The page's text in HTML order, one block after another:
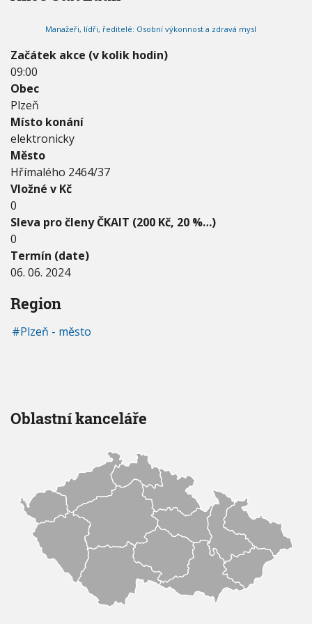
-
0
6
.
0
6
.
2
0
2
4
Manažeři, lídři, ředitelé: Osobní výkonnost a zdravá mysl
Začátek akce (v kolik hodin)
09:00
Obec
Plzeň
Místo konání
elektronicky
Město
Hřímalého 2464/37
Vložné v Kč
0
Sleva pro členy ČKAIT (200 Kč, 20 %…)
0
Termín (date)
06. 06. 2024
Region
Plzeň - město
Oblastní kanceláře